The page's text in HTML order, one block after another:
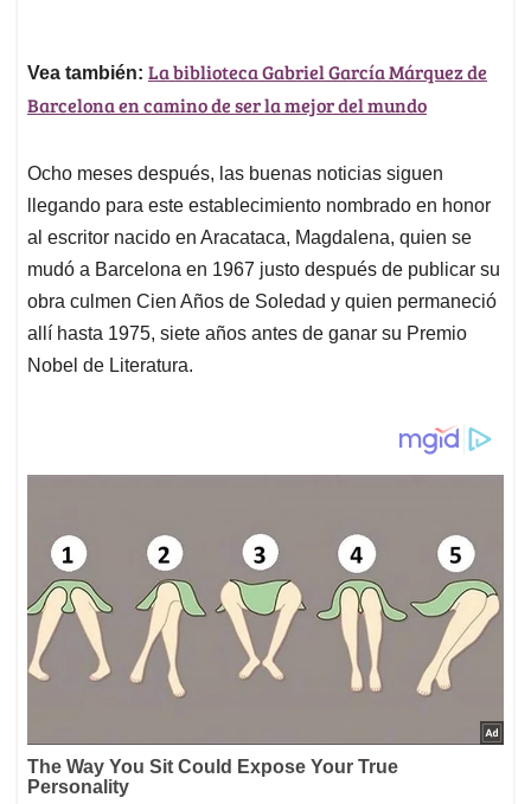
Vea también: La biblioteca Gabriel García Márquez de
Barcelona en camino de ser la mejor del mundo
Ocho meses después, las buenas noticias siguen
llegando para este establecimiento nombrado en honor
al escritor nacido en Aracataca, Magdalena, quien se
mudó a Barcelona en 1967 justo después de publicar su
obra culmen Cien Años de Soledad y quien permaneció
allí hasta 1975, siete años antes de ganar su Premio
Nobel de Literatura.